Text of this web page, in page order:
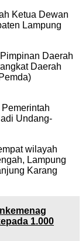
Ketua Dewan
Lampung
Daerah
Daerah
Undang-
wilayah
Lampung
Karang
1.000